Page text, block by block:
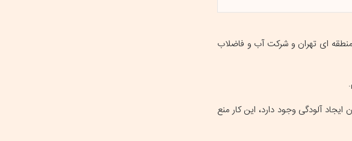
ای تهران و شرکت آب و فاضلاب
آلودگی وجود دارد، این کار منع